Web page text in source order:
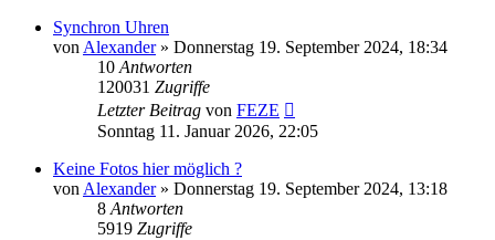
Synchron Uhren
von Alexander» Donnerstag 19. September 2024, 18:34
10 Antworten
120031 Zugriffe
Letzter Beitrag von FEZE
Sonntag 11. Januar 2026, 22:05
Keine Fotos hier möglich ?
von Alexander» Donnerstag 19. September 2024, 13:18
8 Antworten
5919 Zugriffe